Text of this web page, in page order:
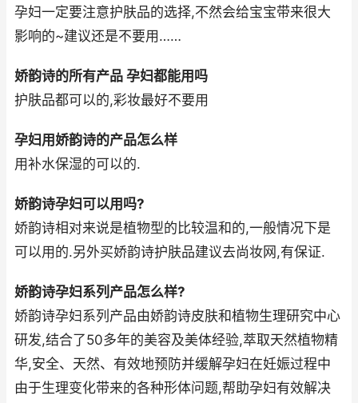
孕妇一定要注意护肤品的选择,不然会给宝宝带来很大
影响的~建议还是不要用……
娇韵诗的所有产品 孕妇都能用吗
护肤品都可以的,彩妆最好不要用
孕妇用娇韵诗的产品怎么样
用补水保湿的可以的.
娇韵诗孕妇可以用吗?
娇韵诗相对来说是植物型的比较温和的,一般情况下是
可以用的.另外买娇韵诗护肤品建议去尚妆网,有保证.
娇韵诗孕妇系列产品怎么样?
娇韵诗孕妇系列产品由娇韵诗皮肤和植物生理研究中心
研发,结合了50多年的美容及美体经验,萃取天然植物精
华,安全、天然、有效地预防并缓解孕妇在妊娠过程中
由于生理变化带来的各种形体问题,帮助孕妇有效解决